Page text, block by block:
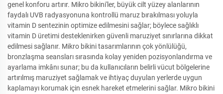
genel konforu artırır. Mikro bikini'ler, büyük cilt yüzey alanlarının
faydalı UVB radyasyonuna kontrollü maruz bırakılması yoluyla
vitamin D sentezinin optimize edilmesini sağlar; böylece sağlıklı
vitamin D üretimi desteklenirken güvenli maruziyet sınırlarına dikkat
edilmesi sağlanır. Mikro bikini tasarımlarının çok yönlülüğü,
bronzlaşma seansları sırasında kolay yeniden pozisyonlandırma ve
ayarlama imkânı sunar; bu da kullanıcıların belirli vücut bölgelerine
artırılmış maruziyet sağlamak ve ihtiyaç duyulan yerlerde uygun
kaplamayı korumak için esnek hareket etmelerini sağlar. Mikro bikini